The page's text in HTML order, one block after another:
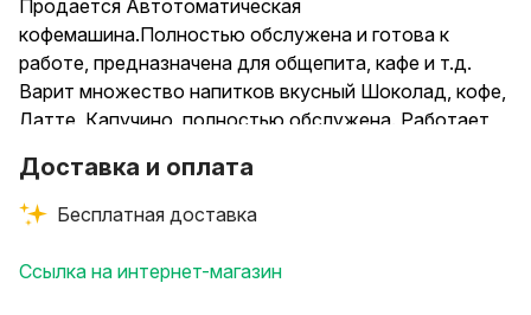
Продается Автотоматическая
кофемашина.Полностью обслужена и готова к
работе, предназначена для общепита, кафе и т.д.
Варит множество напитков вкусный Шоколад, кофе,
Латте, Капучино, полностью обслужена. Работает
Аренда 250 рублей
Доставка и оплата
Бесплатная доставка
Ссылка на интернет-магазин